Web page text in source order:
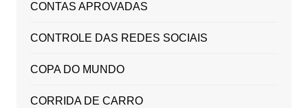
CONTAS APROVADAS
CONTROLE DAS REDES SOCIAIS
COPA DO MUNDO
CORRIDA DE CARRO